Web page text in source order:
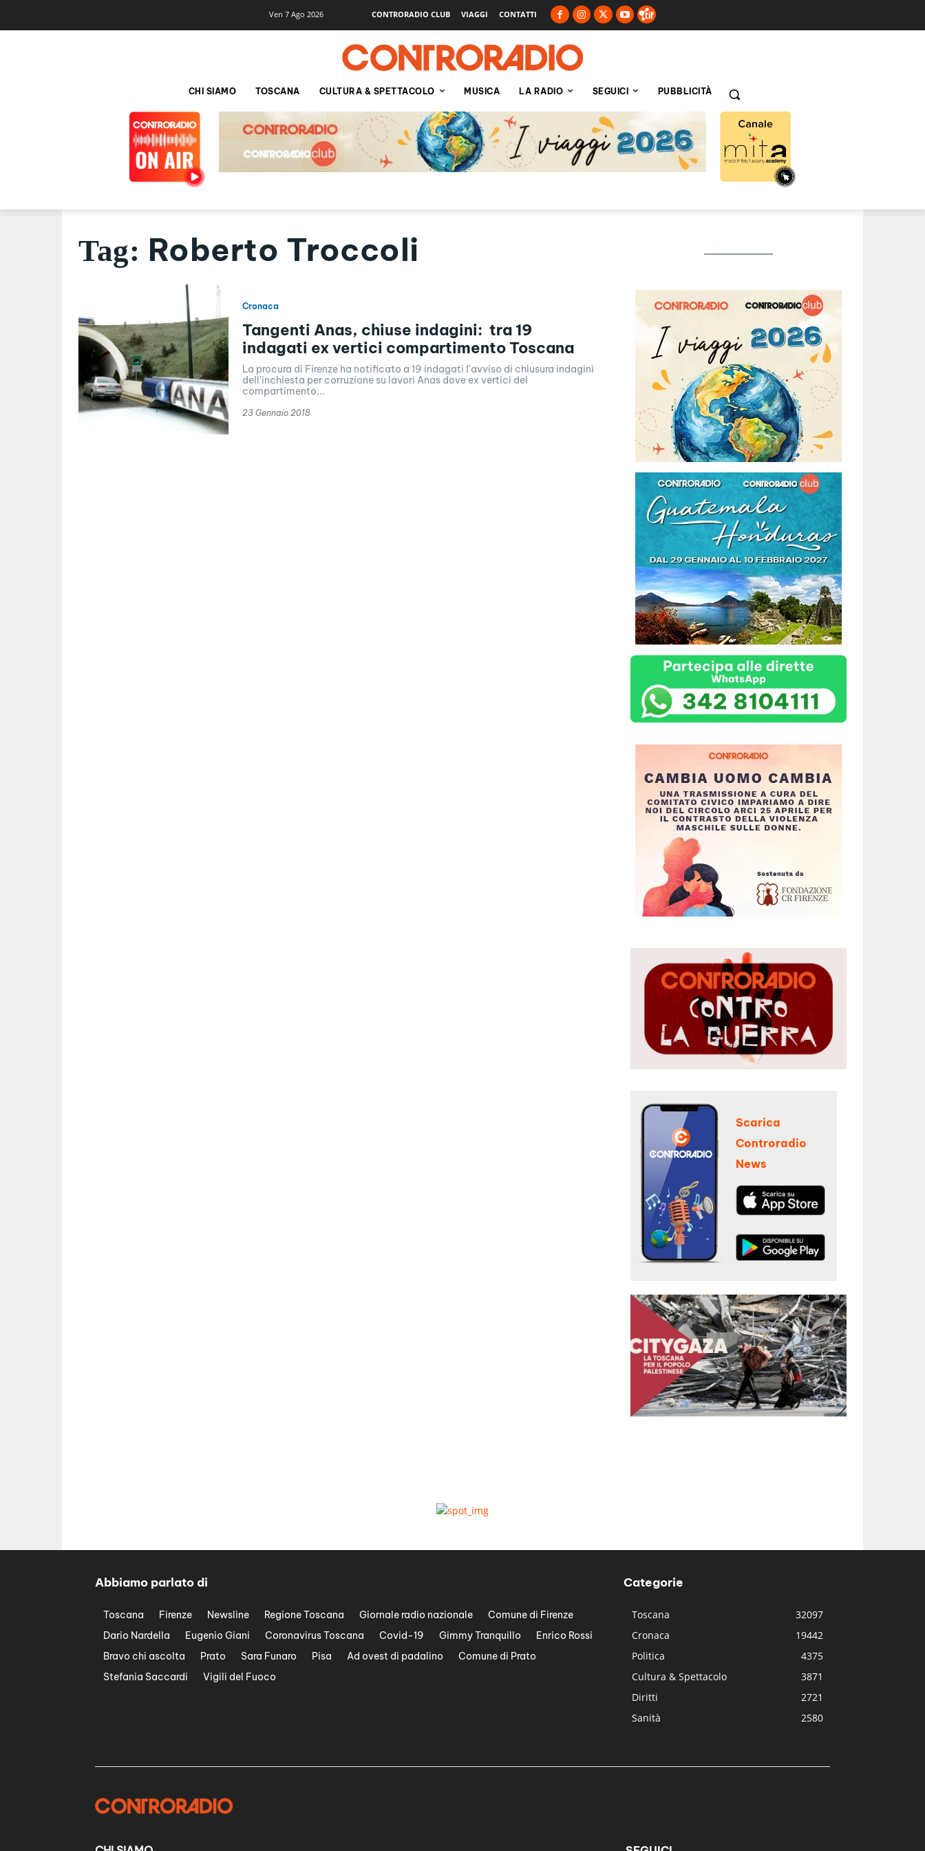
Ven 7 Ago 2026 CONTRORADIO CLUB VIAGGI CONTATTI
CHI SIAMO TOSCANA CULTURA & SPETTACOLO MUSICA LA RADIO SEGUICI PUBBLICITÀ
Tag: Roberto Troccoli
Cronaca
Tangenti Anas, chiuse indagini: tra 19
indagati ex vertici compartimento Toscana
La procura di Firenze ha notificato a 19 indagati l'avviso di chiusura indagini
dell'inchiesta per corruzione su lavori Anas dove ex vertici del
compartimento...
23 Gennaio 2018
Scarica
Controradio
News
Abbiamo parlato di
Toscana Firenze Newsline Regione Toscana Giornale radio nazionale
Comune di Firenze
Dario Nardella
Eugenio Giani Coronavirus Toscana Covid-19 Gimmy Tranquillo
Enrico Rossi
Bravo chi ascolta
Prato Sara Funaro Pisa Ad ovest di padalino
Comune di Prato
Stefania Saccardi
Vigili del Fuoco
Categorie
Toscana
32097
Cronaca
19442
Politica
4375
Cultura & Spettacolo
3871
Diritti
2721
Sanità
2580